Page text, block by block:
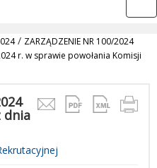
/ ZARZĄDZENIE NR 100/2024
r. w sprawie powołania Komisji
dnia